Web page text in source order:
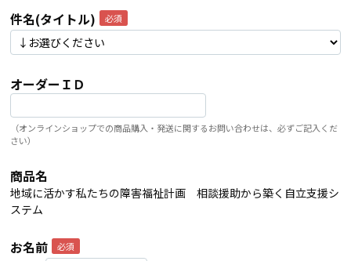
件名(タイトル)
オーダーＩＤ
（オンラインショップでの商品購入・発送に関するお問い合わせは、必ずご記入くだ
さい）
商品名
地域に活かす私たちの障害福祉計画 相談援助から築く自立支援シ
ステム
お名前